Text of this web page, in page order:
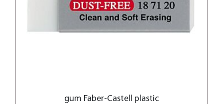
gum Faber-Castell plastic